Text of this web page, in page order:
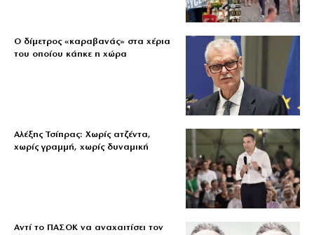
Ο δίμετρος «καραβανάς» στα χέρια
του οποίου κάηκε η χώρα
Αλέξης Τσίπρας: Χωρίς ατζέντα,
χωρίς γραμμή, χωρίς δυναμική
Αντί το ΠΑΣΟΚ να αναχαιτίσει τον